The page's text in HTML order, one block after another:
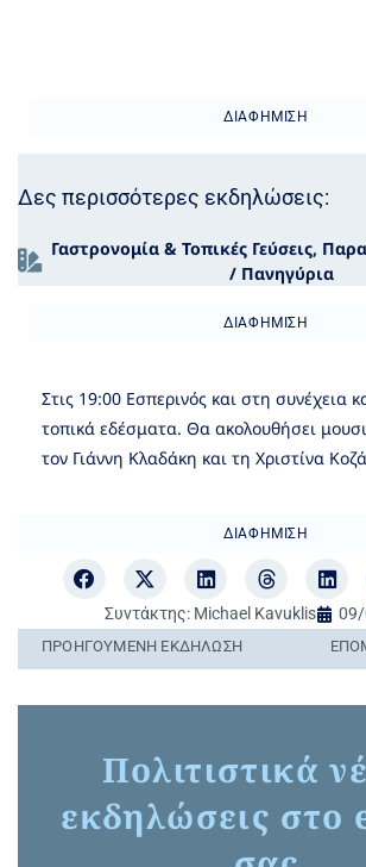
ΔΙΑΦΉΜΙΣΗ
Δες περισσότερες εκδηλώσεις:
Γαστρονομία & Τοπικές Γεύσεις,
/ Πανηγύρια
ΔΙΑΦΉΜΙΣΗ
Στις 19:00 Εσπερινός και στη συνέχεια
τοπικά εδέσματα. Θα ακολουθήσει
τον Γιάννη Κλαδάκη και τη Χριστίνα
ΔΙΑΦΉΜΙΣΗ
Συντάκτης:Michael Kavuklis
ΠΡΟΗΓΟΎΜΕΝΗ ΕΚΔΉΛΩΣΗ
Πολιτιστικά
εκδηλώσεις στο